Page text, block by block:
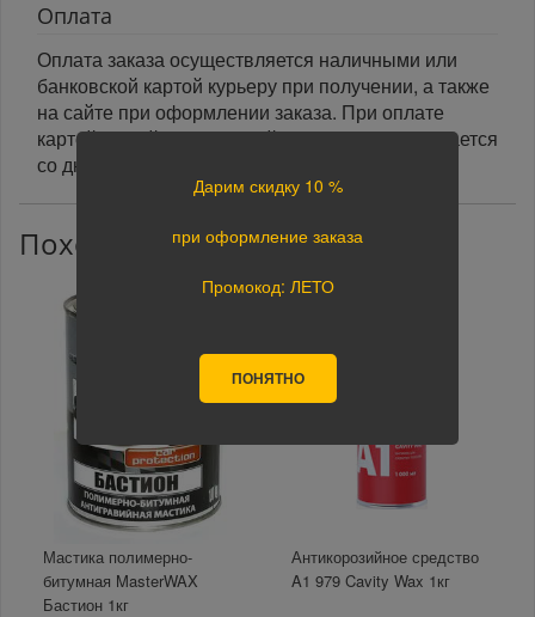
Оплата
Оплата заказа осуществляется наличными или
банковской картой курьеру при получении, а также
на сайте при оформлении заказа. При оплате
картой на сайте указанный срок доставки считается
со дня поступления оплаты.
Похожие товары
Мастика полимерно-
битумная MasterWAX
Бастион 1кг
Антикорозийное средство
A1 979 Cavity Wax 1кг
Дарим скидку 10 %
при оформление заказа
Промокод: ЛЕТО
ПОНЯТНО